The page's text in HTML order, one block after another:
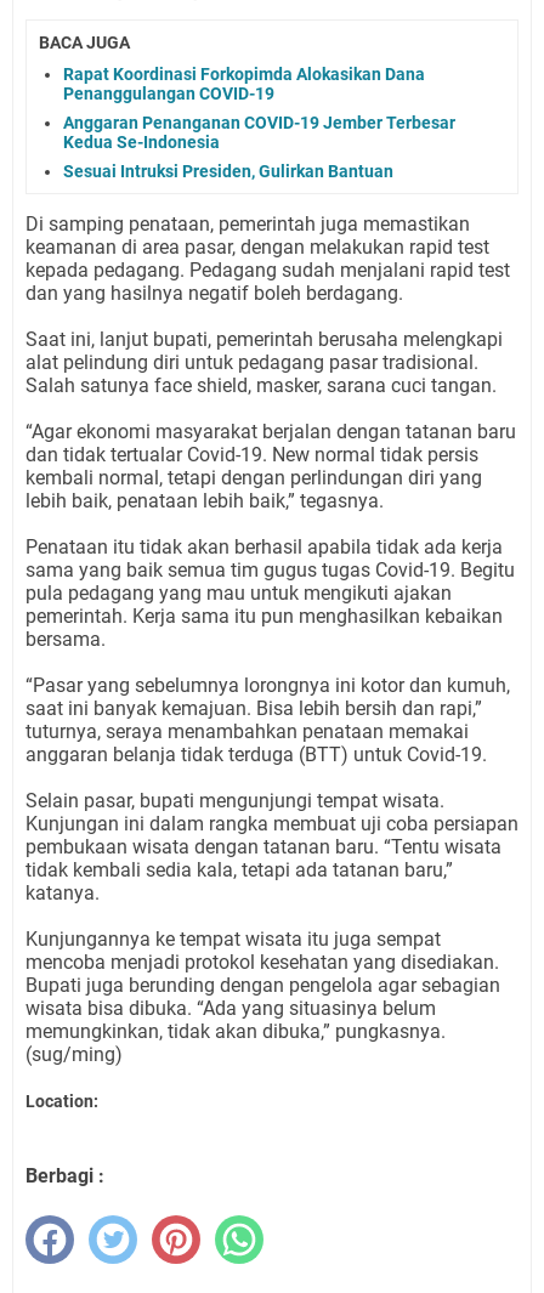
BACA JUGA
Rapat Koordinasi Forkopimda Alokasikan Dana
Penanggulangan COVID-19
Anggaran Penanganan COVID-19 Jember Terbesar
Kedua Se-Indonesia
Sesuai Intruksi Presiden, Gulirkan Bantuan
Di samping penataan, pemerintah juga memastikan
keamanan di area pasar, dengan melakukan rapid test
kepada pedagang. Pedagang sudah menjalani rapid test
dan yang hasilnya negatif boleh berdagang.
Saat ini, lanjut bupati, pemerintah berusaha melengkapi
alat pelindung diri untuk pedagang pasar tradisional.
Salah satunya face shield, masker, sarana cuci tangan.
“Agar ekonomi masyarakat berjalan dengan tatanan baru
dan tidak tertualar Covid-19. New normal tidak persis
kembali normal, tetapi dengan perlindungan diri yang
lebih baik, penataan lebih baik,” tegasnya.
Penataan itu tidak akan berhasil apabila tidak ada kerja
sama yang baik semua tim gugus tugas Covid-19. Begitu
pula pedagang yang mau untuk mengikuti ajakan
pemerintah. Kerja sama itu pun menghasilkan kebaikan
bersama.
“Pasar yang sebelumnya lorongnya ini kotor dan kumuh,
saat ini banyak kemajuan. Bisa lebih bersih dan rapi,”
tuturnya, seraya menambahkan penataan memakai
anggaran belanja tidak terduga (BTT) untuk Covid-19.
Selain pasar, bupati mengunjungi tempat wisata.
Kunjungan ini dalam rangka membuat uji coba persiapan
pembukaan wisata dengan tatanan baru. “Tentu wisata
tidak kembali sedia kala, tetapi ada tatanan baru,”
katanya.
Kunjungannya ke tempat wisata itu juga sempat
mencoba menjadi protokol kesehatan yang disediakan.
Bupati juga berunding dengan pengelola agar sebagian
wisata bisa dibuka. “Ada yang situasinya belum
memungkinkan, tidak akan dibuka,” pungkasnya.
(sug/ming)
Location:
Berbagi :